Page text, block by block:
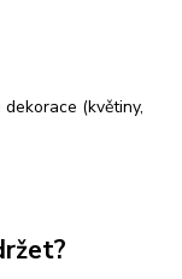
(květiny,